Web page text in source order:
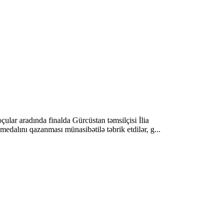
aradında finalda Gürcüstan təmsilçisi İlia
qazanması münasibətilə təbrik etdilər, g...